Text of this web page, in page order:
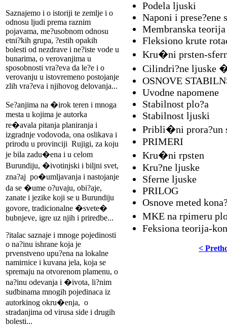
Saznajemo i o istoriji te zemlje i o
odnosu ljudi prema raznim
pojavama, me?usobnom odnosu
etni?kih grupa, ?estih opakih
bolesti od nezdrave i ne?iste vode u
bunarima, o verovanjima u
sposobnosti vra?eva da le?e i o
verovanju u istovremeno postojanje
zlih vra?eva i njihovog delovanja...
Se?anjima na �irok teren i mnoga
mesta u kojima je autorka
re�avala pitanja planiranja i
izgradnje vodovoda, ona oslikava i
prirodu u provinciji Rujigi, za koju
je bila zadu�ena i u celom
Burundiju, �ivotinjski i biljni svet,
zna?aj po�umljavanja i nastojanje
da se �ume o?uvaju, obi?aje,
zanate i jezike koji se u Burundiju
govore, tradicionalne �svete�
bubnjeve, igre uz njih i priredbe...
?italac saznaje i mnoge pojedinosti
o na?inu ishrane koja je
prvenstveno upu?ena na lokalne
namirnice i kuvana jela, koja se
spremaju na otvorenom plamenu, o
na?inu odevanja i �ivota, li?nim
sudbinama mnogih pojedinaca iz
autorkinog okru�enja, o
stradanjima od virusa side i drugih
bolesti...
Podela ljuski
Naponi i prese?ene
Membranska
Fleksiono krute
Kru�ni prsten-
Cilindri?ne ljuske
OSNOVE
Uvodne napomene
Stabilnost plo?a
Stabilnost ljuski
Pribli�ni prora?un
PRIMERI
Kru�ni rpsten
Kru?ne ljuske
Sferne ljuske
PRILOG
Osnove meted
MKE na rpimeru
Feksiona teorija-
<